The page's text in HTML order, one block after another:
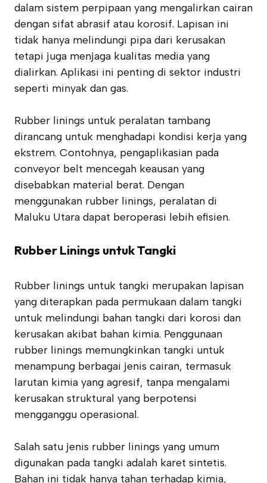
dalam sistem perpipaan yang mengalirkan cairan
dengan sifat abrasif atau korosif. Lapisan ini
tidak hanya melindungi pipa dari kerusakan
tetapi juga menjaga kualitas media yang
dialirkan. Aplikasi ini penting di sektor industri
seperti minyak dan gas.
Rubber linings untuk peralatan tambang
dirancang untuk menghadapi kondisi kerja yang
ekstrem. Contohnya, pengaplikasian pada
conveyor belt mencegah keausan yang
disebabkan material berat. Dengan
menggunakan rubber linings, peralatan di
Maluku Utara dapat beroperasi lebih efisien.
Rubber Linings untuk Tangki
Rubber linings untuk tangki merupakan lapisan
yang diterapkan pada permukaan dalam tangki
untuk melindungi bahan tangki dari korosi dan
kerusakan akibat bahan kimia. Penggunaan
rubber linings memungkinkan tangki untuk
menampung berbagai jenis cairan, termasuk
larutan kimia yang agresif, tanpa mengalami
kerusakan struktural yang berpotensi
mengganggu operasional.
Salah satu jenis rubber linings yang umum
digunakan pada tangki adalah karet sintetis.
Bahan ini tidak hanya tahan terhadap kimia,